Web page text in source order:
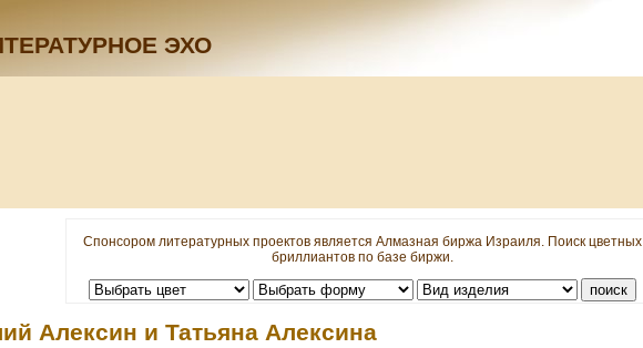
ЭХО
Спонсором литературных проектов является Алмазная биржа Израиля. Поиск цветных
бриллиантов по базе биржи.
Алексин и Татьяна Алексина